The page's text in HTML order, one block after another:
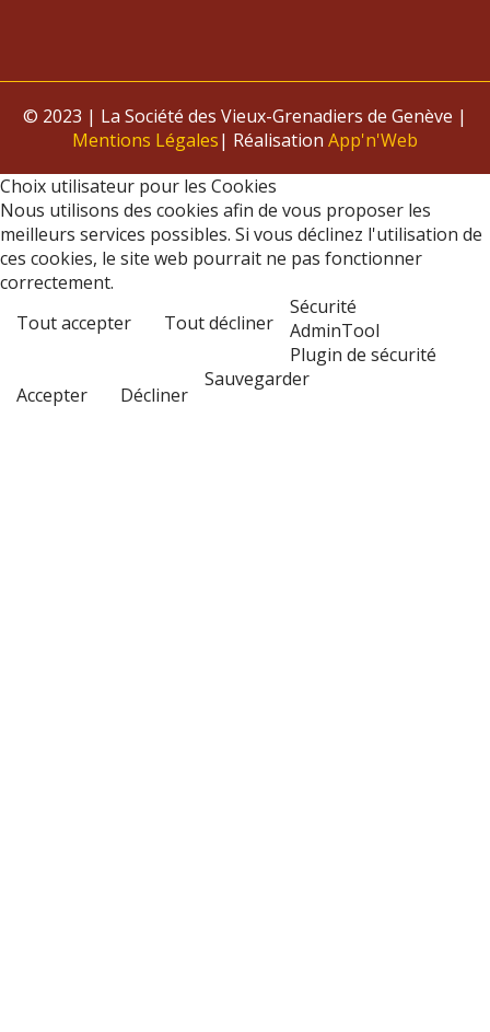
© 2023 | La Société des Vieux-Grenadiers de Genève |
Mentions Légales| Réalisation App'n'Web
Choix utilisateur pour les Cookies
Nous utilisons des cookies afin de vous proposer les
meilleurs services possibles. Si vous déclinez l'utilisation de
ces cookies, le site web pourrait ne pas fonctionner
correctement.
Tout accepter
Tout décliner
Sécurité
AdminTool
Plugin de sécurité
Accepter
Décliner
Sauvegarder